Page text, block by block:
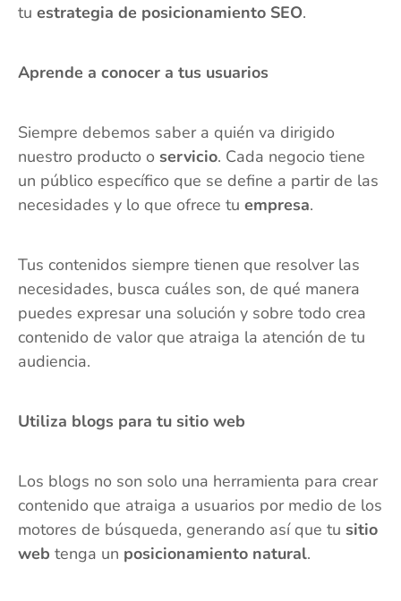
tu estrategia de posicionamiento SEO.
Aprende a conocer a tus usuarios
Siempre debemos saber a quién va dirigido
nuestro producto o servicio. Cada negocio tiene
un público específico que se define a partir de las
necesidades y lo que ofrece tu empresa.
Tus contenidos siempre tienen que resolver las
necesidades, busca cuáles son, de qué manera
puedes expresar una solución y sobre todo crea
contenido de valor que atraiga la atención de tu
audiencia.
Utiliza blogs para tu sitio web
Los blogs no son solo una herramienta para crear
contenido que atraiga a usuarios por medio de los
motores de búsqueda, generando así que tu sitio
web tenga un posicionamiento natural.